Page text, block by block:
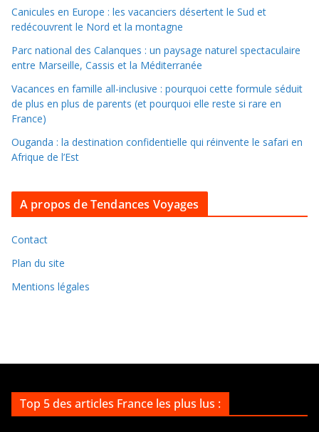
r
d
n
e
a
i
v
e
Canicules en Europe : les vacanciers désertent le Sud et
redécouvrent le Nord et la montagne
Parc national des Calanques : un paysage naturel spectaculaire
entre Marseille, Cassis et la Méditerranée
Vacances en famille all-inclusive : pourquoi cette formule séduit
de plus en plus de parents (et pourquoi elle reste si rare en
France)
Ouganda : la destination confidentielle qui réinvente le safari en
Afrique de l’Est
A propos de Tendances Voyages
Contact
Plan du site
Mentions légales
Top 5 des articles France les plus lus :